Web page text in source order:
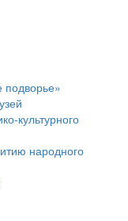
подворье»
культурного
народного